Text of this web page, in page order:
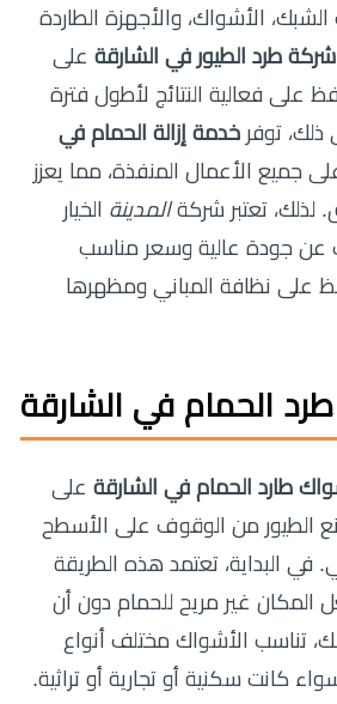
الأشواك، والأجهزة الطاردة
شركة طرد الطيور في الشارقة على
على فعالية النتائج لأطول فترة
ذلك، توفر خدمة إزالة الحمام في
جميع الأعمال المنفذة، مما يعزز
لذلك، تعتبر شركةالمدينة الخيار
عن جودة عالية وسعر مناسب
على نظافة المباني ومظهرها
الحمام في الشارقة
طارد الحمام في الشارقة على
الطيور من الوقوف على الأسطح
البداية، تعتمد هذه الطريقة
غير مريح للحمام دون أن
تناسب الأشواك مختلف أنواع
كانت سكنية أو تجارية أو تراثية.